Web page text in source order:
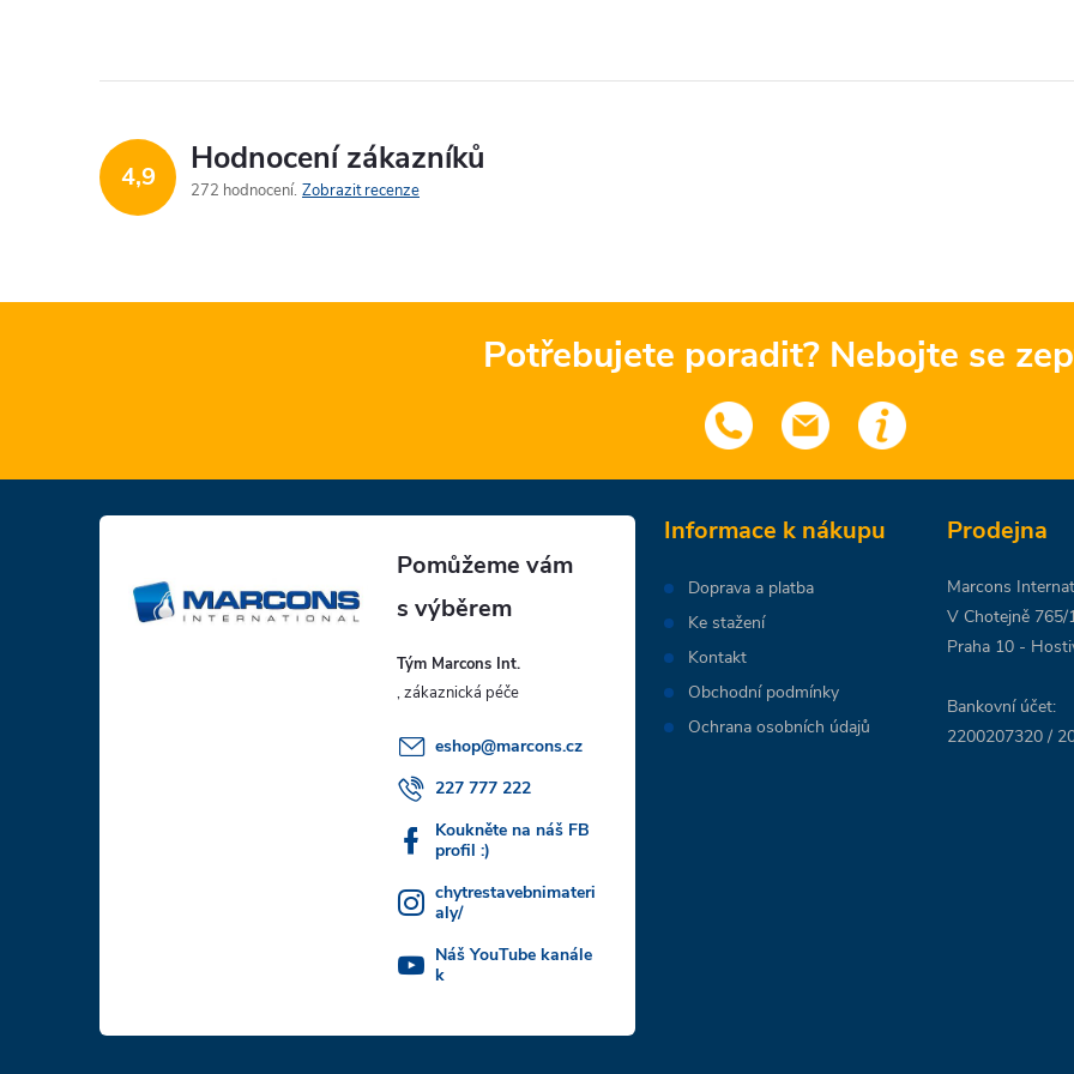
4,9 Hodnocení zákazníků
272 hodnocení Zobrazit recenze
Potřebujete poradit? Nebojte se
Tým Marcons Int.
eshop@marcons.cz
227 777 222
Koukněte na náš FB
profil :)
chytrestavebnimateri
aly/
Náš YouTube kanále
k
Informace k nákupu
Doprava a platba
Ke stažení
Kontakt
Obchodní podmínky
Ochrana osobních údajů
Prodejna
Marcons
V Chotejně 765/
Praha 10 -
Bankovní účet:
2200207320 /